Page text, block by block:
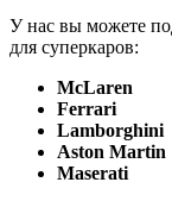
У нас вы можете
для суперкаров:
McLaren
Ferrari
Lamborghini
Aston Martin
Maserati